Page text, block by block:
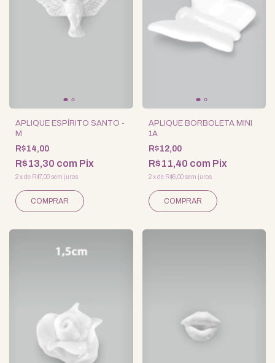
APLIQUE ESPÍRITO SANTO -
M
R$14,00
R$13,30 com Pix
2xde R$7,00sem juros
APLIQUE BORBOLETA MINI
1A
R$12,00
R$11,40 com Pix
2 xde R$6,00 sem juros